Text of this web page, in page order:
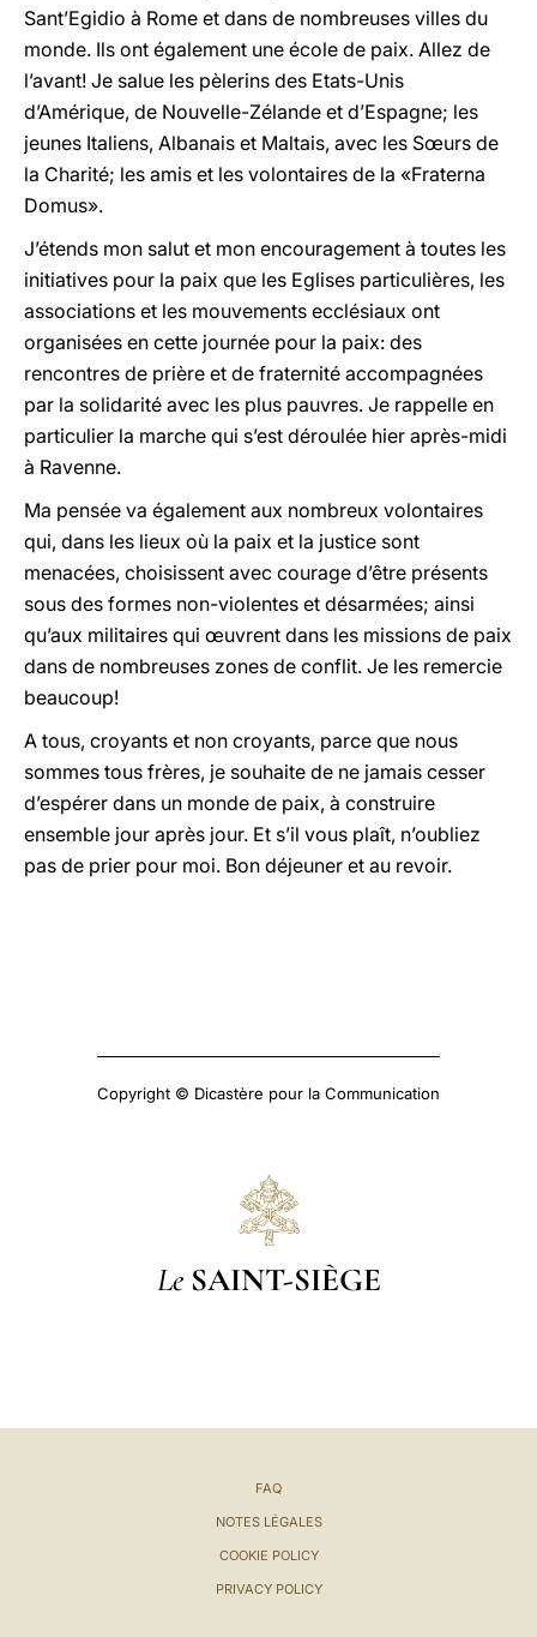
Sant’Egidio à Rome et dans de nombreuses villes du
monde. Ils ont également une école de paix. Allez de
l’avant! Je salue les pèlerins des Etats-Unis
d’Amérique, de Nouvelle-Zélande et d’Espagne; les
jeunes Italiens, Albanais et Maltais, avec les Sœurs de
la Charité; les amis et les volontaires de la «Fraterna
Domus».
J’étends mon salut et mon encouragement à toutes les
initiatives pour la paix que les Eglises particulières, les
associations et les mouvements ecclésiaux ont
organisées en cette journée pour la paix: des
rencontres de prière et de fraternité accompagnées
par la solidarité avec les plus pauvres. Je rappelle en
particulier la marche qui s’est déroulée hier après-midi
à Ravenne.
Ma pensée va également aux nombreux volontaires
qui, dans les lieux où la paix et la justice sont
menacées, choisissent avec courage d’être présents
sous des formes non-violentes et désarmées; ainsi
qu’aux militaires qui œuvrent dans les missions de paix
dans de nombreuses zones de conflit. Je les remercie
beaucoup!
A tous, croyants et non croyants, parce que nous
sommes tous frères, je souhaite de ne jamais cesser
d’espérer dans un monde de paix, à construire
ensemble jour après jour. Et s’il vous plaît, n’oubliez
pas de prier pour moi. Bon déjeuner et au revoir.
Copyright © Dicastère pour la Communication
Le SAINT-SIÈGE
FAQ
NOTES LÉGALES
COOKIE POLICY
PRIVACY POLICY